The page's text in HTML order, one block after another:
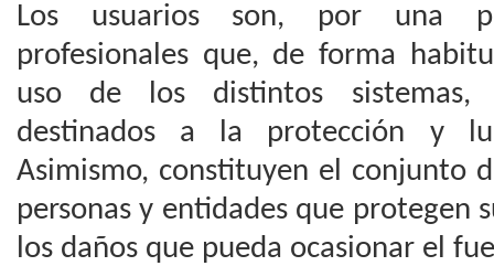
Los usuarios son, por una
profesionales que, de forma
uso de los distintos sistemas,
destinados a la protección y
Asimismo, constituyen el conjunto
personas y entidades que protegen
los daños que pueda ocasionar el